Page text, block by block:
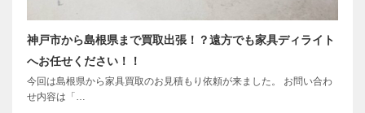
神戸市から島根県まで買取出張！？遠方でも家具ディライト
へお任せください！！
今回は島根県から家具買取のお見積もり依頼が来ました。 お問い合わ
せ内容は「…